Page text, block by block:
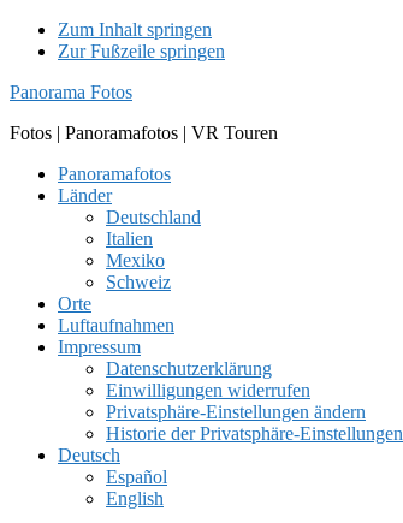
Zum Inhalt springen
Zur Fußzeile springen
Panorama Fotos
Fotos | Panoramafotos | VR Touren
Panoramafotos
Länder
Deutschland
Italien
Mexiko
Schweiz
Orte
Luftaufnahmen
Impressum
Datenschutzerklärung
Einwilligungen widerrufen
Privatsphäre-Einstellungen ändern
Historie der Privatsphäre-Einstellungen
Deutsch
Español
English